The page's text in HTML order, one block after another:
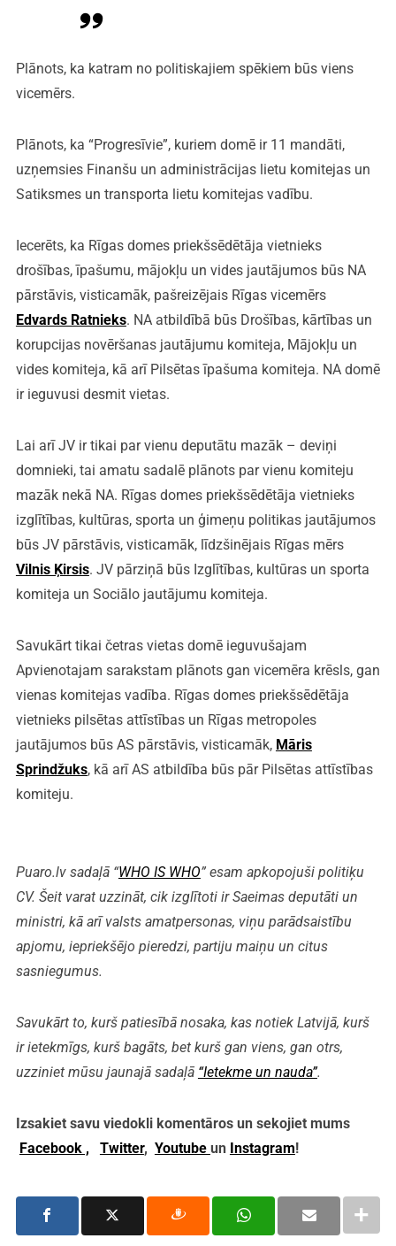
Plānots, ka katram no politiskajiem spēkiem būs viens
vicemērs.
Plānots, ka “Progresīvie”, kuriem domē ir 11 mandāti,
uzņemsies Finanšu un administrācijas lietu komitejas un
Satiksmes un transporta lietu komitejas vadību.
Iecerēts, ka Rīgas domes priekšsēdētāja vietnieks
drošības, īpašumu, mājokļu un vides jautājumos būs NA
pārstāvis, visticamāk, pašreizējais Rīgas vicemērs
Edvards Ratnieks. NA atbildībā būs Drošības, kārtības un
korupcijas novēršanas jautājumu komiteja, Mājokļu un
vides komiteja, kā arī Pilsētas īpašuma komiteja. NA domē
ir ieguvusi desmit vietas.
Lai arī JV ir tikai par vienu deputātu mazāk – deviņi
domnieki, tai amatu sadalē plānots par vienu komiteju
mazāk nekā NA. Rīgas domes priekšsēdētāja vietnieks
izglītības, kultūras, sporta un ģimeņu politikas jautājumos
būs JV pārstāvis, visticamāk, līdzšinējais Rīgas mērs
Vilnis Ķirsis. JV pārziņā būs Izglītības, kultūras un sporta
komiteja un Sociālo jautājumu komiteja.
Savukārt tikai četras vietas domē ieguvušajam
Apvienotajam sarakstam plānots gan vicemēra krēsls, gan
vienas komitejas vadība. Rīgas domes priekšsēdētāja
vietnieks pilsētas attīstības un Rīgas metropoles
jautājumos būs AS pārstāvis, visticamāk, Māris
Sprindžuks, kā arī AS atbildība būs pār Pilsētas attīstības
komiteju.
Puaro.lv sadaļā “WHO IS WHO” esam apkopojuši politiķu
CV. Šeit varat uzzināt, cik izglītoti ir Saeimas deputāti un
ministri, kā arī valsts amatpersonas, viņu parādsaistību
apjomu, iepriekšējo pieredzi, partiju maiņu un citus
sasniegumus.
Savukārt to, kurš patiesībā nosaka, kas notiek Latvijā, kurš
ir ietekmīgs, kurš bagāts, bet kurš gan viens, gan otrs,
uzziniet mūsu jaunajā sadaļā “Ietekme un nauda”.
Izsakiet savu viedokli komentāros un sekojiet mums
Facebook ,
Twitter, Youtube un Instagram!